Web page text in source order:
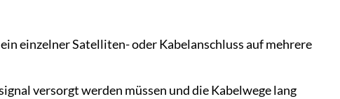
einzelner Satelliten- oder Kabelanschluss auf mehrere
versorgt werden müssen und die Kabelwege lang